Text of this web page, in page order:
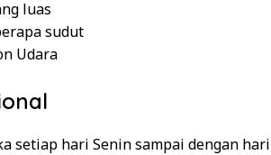
luas
sudut
Udara
setiap hari Senin sampai dengan